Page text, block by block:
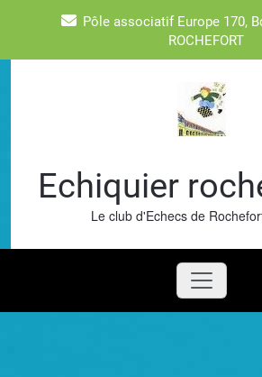
Pôle associatif Europe 170,
ROCHEFORT
Echiquier
Le club d'Echecs de